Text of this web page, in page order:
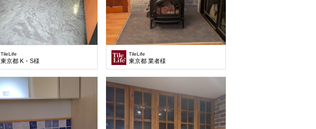
TileLife
東京都 K・S様
TileLife
東京都 業者様